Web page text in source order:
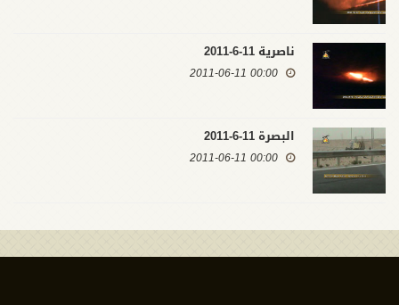
ناصرية 11-6-2011
00:00 2011-06-11
البصرة 11-6-2011
00:00 2011-06-11